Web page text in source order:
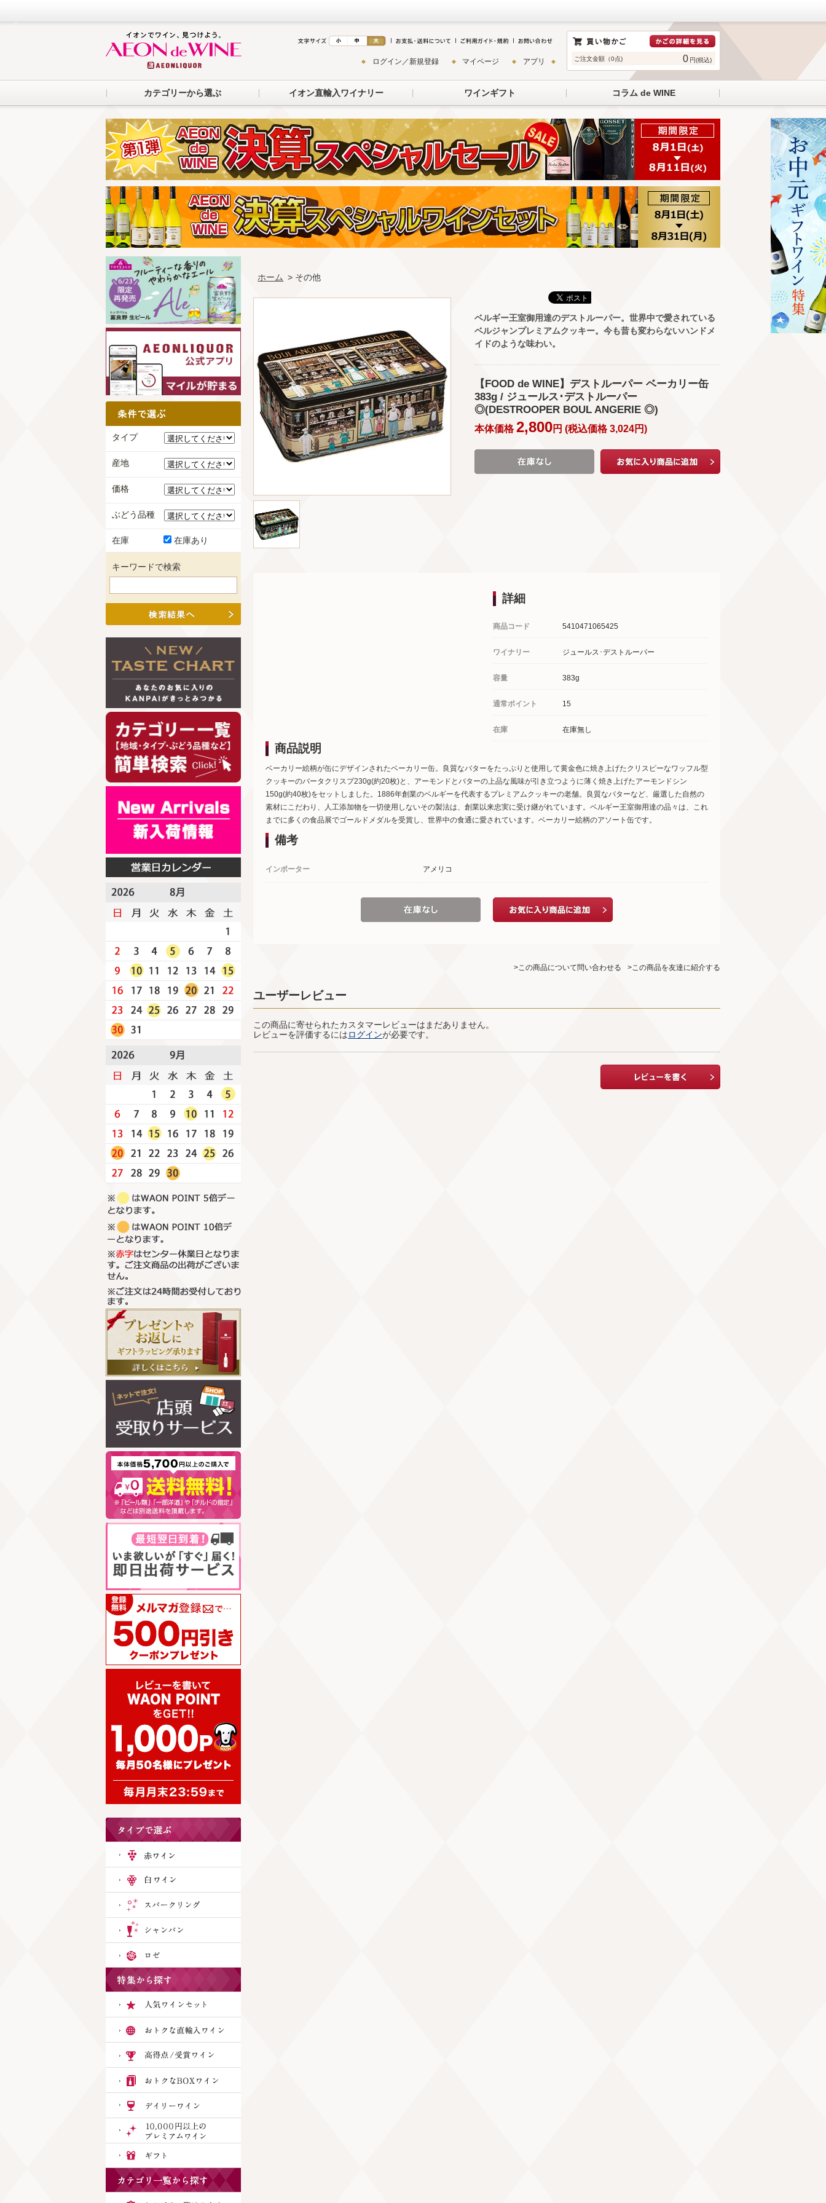
ご注文金額（0点) 0 円(税込)
ログイン／新規登録 マイページ アプリ
カテゴリーから選ぶ イオン直輸入ワイナリー ワインギフト コラム de WINE
ホーム > その他
ベルギー王室御用達のデストルーパー。世界中で愛されている
ベルジャンプレミアムクッキー。今も昔も変わらないハンドメ
イドのような味わい。
【FOOD de WINE】デストルーパー ベーカリー缶
383g / ジュールス･デストルーパー
◎(DESTROOPER BOUL ANGERIE ◎)
本体価格2,800円 (税込価格3,024円)
詳細
商品コード 5410471065425
ワイナリー ジュールス･デストルーパー
容量 383g
通常ポイント 15
在庫 在庫無し
商品説明
ベーカリー絵柄が缶にデザインされたベーカリー缶。良質なバターをたっぷりと使用して黄金色に焼き上げたクリスピーなワッフル型
クッキーのバータクリスプ230g(約20枚)と、アーモンドとバターの上品な風味が引き立つように薄く焼き上げたアーモンドシン
150g(約40枚)をセットしました。1886年創業のベルギーを代表するプレミアムクッキーの老舗。良質なバターなど、厳選した自然の
素材にこだわり、人工添加物を一切使用しないその製法は、創業以来忠実に受け継がれています。ベルギー王室御用達の品々は、これ
までに多くの食品展でゴールドメダルを受賞し、世界中の食通に愛されています。ベーカリー絵柄のアソート缶です。
備考
インポーター アメリコ
>この商品について問い合わせる >この商品を友達に紹介する
ユーザーレビュー
この商品に寄せられたカスタマーレビューはまだありません。
レビューを評価するにはログインが必要です。
タイプ
産地
価格
ぶどう品種
在庫 在庫あり
キーワードで検索